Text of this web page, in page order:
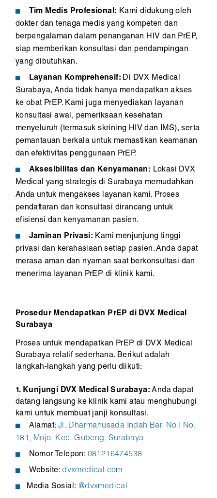
Tim Medis Profesional: Kami didukung oleh
dokter dan tenaga medis yang kompeten dan
berpengalaman dalam penanganan HIV dan PrEP,
siap memberikan konsultasi dan pendampingan
yang dibutuhkan.
Layanan Komprehensif: Di DVX Medical
Surabaya, Anda tidak hanya mendapatkan akses
ke obat PrEP. Kami juga menyediakan layanan
konsultasi awal, pemeriksaan kesehatan
menyeluruh (termasuk skrining HIV dan IMS), serta
pemantauan berkala untuk memastikan keamanan
dan efektivitas penggunaan PrEP.
Aksesibilitas dan Kenyamanan: Lokasi DVX
Medical yang strategis di Surabaya memudahkan
Anda untuk mengakses layanan kami. Proses
pendaftaran dan konsultasi dirancang untuk
efisiensi dan kenyamanan pasien.
Jaminan Privasi: Kami menjunjung tinggi
privasi dan kerahasiaan setiap pasien. Anda dapat
merasa aman dan nyaman saat berkonsultasi dan
menerima layanan PrEP di klinik kami.
Prosedur Mendapatkan PrEP di DVX Medical
Surabaya
Proses untuk mendapatkan PrEP di DVX Medical
Surabaya relatif sederhana. Berikut adalah
langkah-langkah yang perlu diikuti:
1. Kunjungi DVX Medical Surabaya: Anda dapat
datang langsung ke klinik kami atau menghubungi
kami untuk membuat janji konsultasi.
Alamat: Jl. Dharmahusada Indah Bar. No.I No.
181, Mojo, Kec. Gubeng, Surabaya
Nomor Telepon: 081216474538
Website: dvxmedical.com
Media Sosial: @dvxmedical